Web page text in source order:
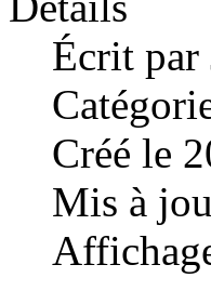
Écrit par
Créé le
Mis à